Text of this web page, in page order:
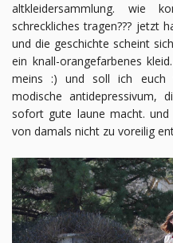
altkleidersammlung.
schreckliches tragen??? jetzt
und die geschichte scheint
ein knall-orangefarbenes
meins :) und soll ich euch
modische antidepressivum,
sofort gute laune macht.
von damals nicht zu voreilig